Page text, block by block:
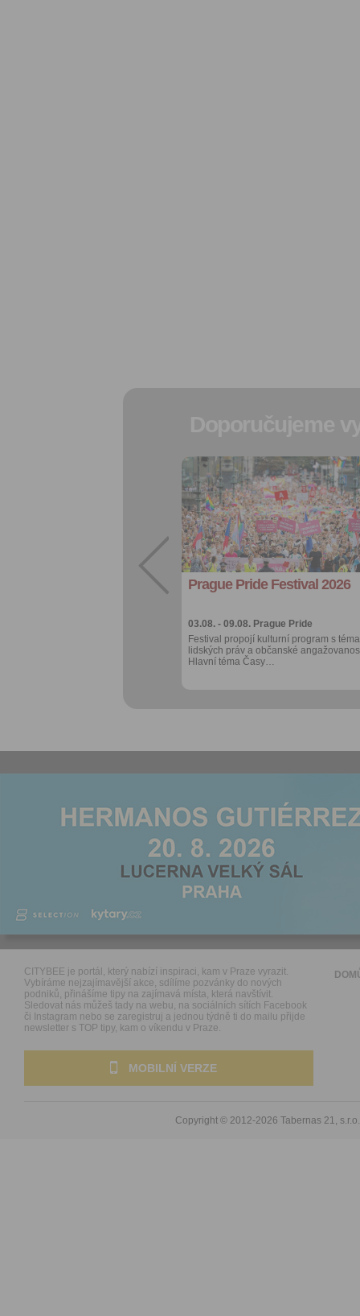
Prague Pride Festival 2026
03.08. - 09.08. Prague Pride
Festival propojí kulturní program s
lidských práv a občanské
Hlavní téma Časy…
Přidat do
oblíbených
Sdílet:
Facebook
export do
kalendáře
Více výhod pro
CITYBEE je portál, který nabízí inspiraci, kam v Praze vyrazit.
Vybíráme nejzajímavější akce, sdílíme pozvánky do nových
podniků, přinášíme tipy na zajímavá místa, která navštívit.
Sledovat nás můžeš tady na webu, na sociálních sítích Facebook
či Instagram nebo se zaregistruj a jednou týdně ti do mailu přijde
newsletter s TOP tipy, kam o víkendu v Praze.
MOBILNÍ VERZE
Copyright © 2012-2026 Tabernas 21, s.r.o.